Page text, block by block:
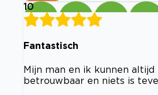
10
Fantastisch
Mijn man en ik kunnen
betrouwbaar en niets is